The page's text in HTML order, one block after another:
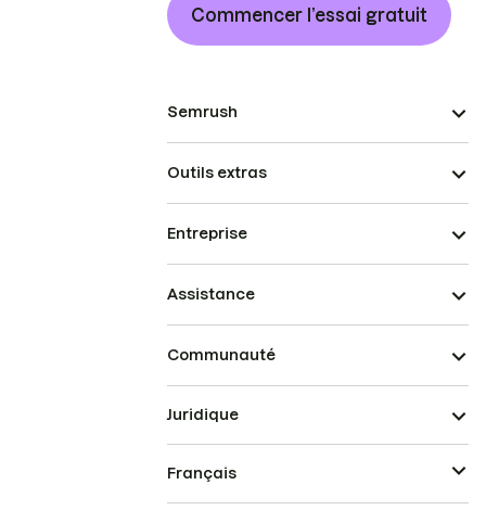
Commencer l’essai gratuit
Semrush
Outils extras
Entreprise
Assistance
Communauté
Juridique
Français